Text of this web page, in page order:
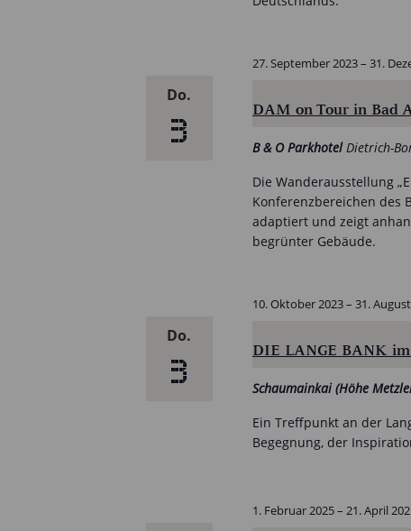
Do.
3
DAM on Tour in Bad
27. September 2023– 31.
B & O ParkhotelDietrich-
Die Wanderausstellung
Konferenzbereichen des
adaptiert und zeigt
begrünter Gebäude.
Do.
3
DIE LANGE BANK
10. Oktober 2023– 31.
Schaumainkai (Höhe
Ein Treffpunkt an der
Begegnung, der
1. Februar 2025– 21. April